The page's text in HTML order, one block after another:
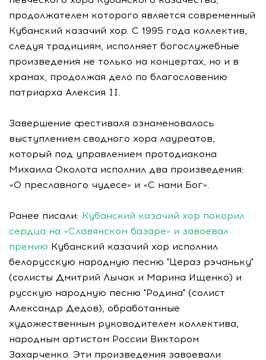
продолжателем которого является современный
Кубанский казачий хор. С 1995 года коллектив,
следуя традициям, исполняет богослужебные
произведения не только на концертах, но и в
храмах, продолжая дело по благословению
патриарха Алексия II.
Завершение фестиваля ознаменовалось
выступлением сводного хора лауреатов,
который под управлением протодиакона
Михаила Околота исполнил два произведения:
«О преславного чудесе» и «С нами Бог».
Ранее писали: Кубанский казачий хор покорил
сердца на «Славянском базаре» и завоевал
премию Кубанский казачий хор исполнил
белорусскую народную песню "Цераз рэчаньку"
(солисты Дмитрий Лычак и Марина Ищенко) и
русскую народную песню "Родина" (солист
Александр Дедов), обработанные
художественным руководителем коллектива,
народным артистом России Виктором
Захарченко. Эти произведения завоевали